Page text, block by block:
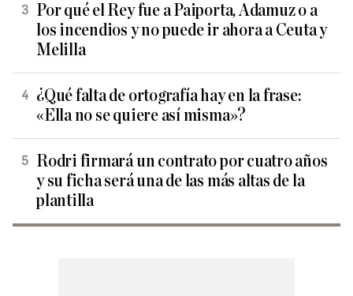
Por qué el Rey fue a Paiporta, Adamuz o a
los incendios y no puede ir ahora a Ceuta y
Melilla
¿Qué falta de ortografía hay en la frase:
«Ella no se quiere así misma»?
Rodri firmará un contrato por cuatro años
y su ficha será una de las más altas de la
plantilla